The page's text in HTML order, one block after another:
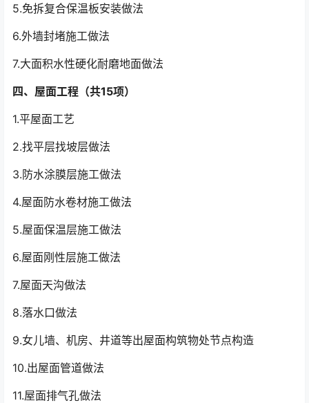
5.免拆复合保温板安装做法
6.外墙封堵施工做法
7.大面积水性硬化耐磨地面做法
四、屋面工程（共15项）
1.平屋面工艺
2.找平层找坡层做法
3.防水涂膜层施工做法
4.屋面防水卷材施工做法
5.屋面保温层施工做法
6.屋面刚性层施工做法
7.屋面天沟做法
8.落水口做法
9.女儿墙、机房、井道等出屋面构筑物处节点构造
10.出屋面管道做法
11.屋面排气孔做法